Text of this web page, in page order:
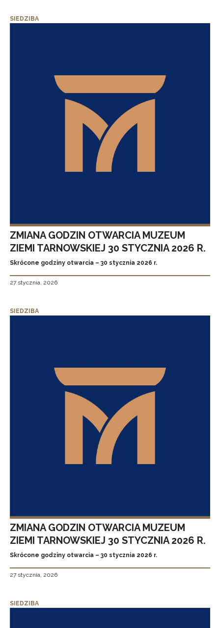
SIEDZIBA
ZMIANA GODZIN OTWARCIA MUZEUM
ZIEMI TARNOWSKIEJ 30 STYCZNIA 2026 R.
Skrócone godziny otwarcia – 30 stycznia 2026 r.
27 stycznia, 2026
SIEDZIBA
ZMIANA GODZIN OTWARCIA MUZEUM
ZIEMI TARNOWSKIEJ 30 STYCZNIA 2026 R.
Skrócone godziny otwarcia – 30 stycznia 2026 r.
27 stycznia, 2026
SIEDZIBA